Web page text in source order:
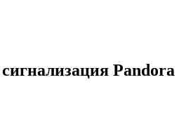
Pandora